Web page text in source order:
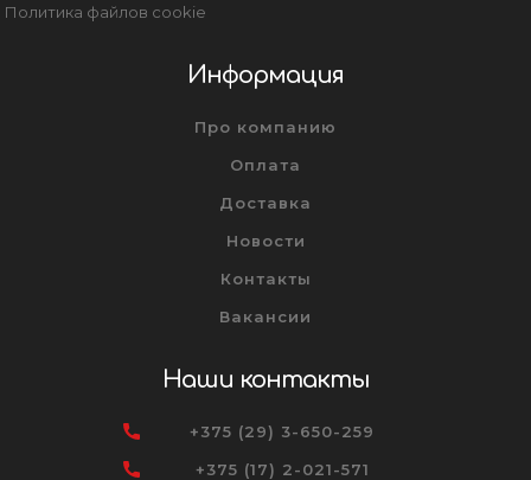
Политика файлов cookie
Информация
Про компанию
Оплата
Доставка
Новости
Контакты
Вакансии
Наши контакты
+375 (29) 3-650-259
+375 (17) 2-021-571